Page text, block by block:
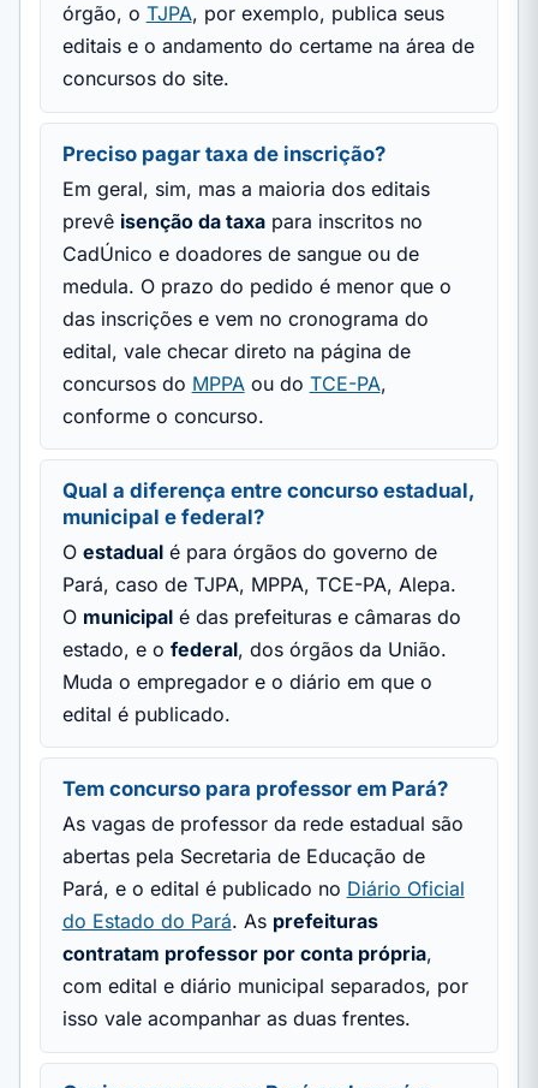
órgão, o TJPA, por exemplo, publica seus
editais e o andamento do certame na área de
concursos do site.
Preciso pagar taxa de inscrição?
Em geral, sim, mas a maioria dos editais
prevê isenção da taxapara inscritos no
CadÚnico e doadores de sangue ou de
medula. O prazo do pedido é menor que o
das inscrições e vem no cronograma do
edital, vale checar direto na página de
concursos do MPPAou do TCE-PA,
conforme o concurso.
Qual a diferença entre concurso estadual,
municipal e federal?
O estadualé para órgãos do governo de
Pará, caso de TJPA, MPPA, TCE-PA, Alepa.
O municipalé das prefeituras e câmaras do
estado, e o federal, dos órgãos da União.
Muda o empregador e o diário em que o
edital é publicado.
Tem concurso para professor em Pará?
As vagas de professor da rede estadual são
abertas pela Secretaria de Educação de
Pará, e o edital é publicado no Diário Oficial
do Estado do Pará. As prefeituras
contratam professor por conta própria,
com edital e diário municipal separados, por
isso vale acompanhar as duas frentes.